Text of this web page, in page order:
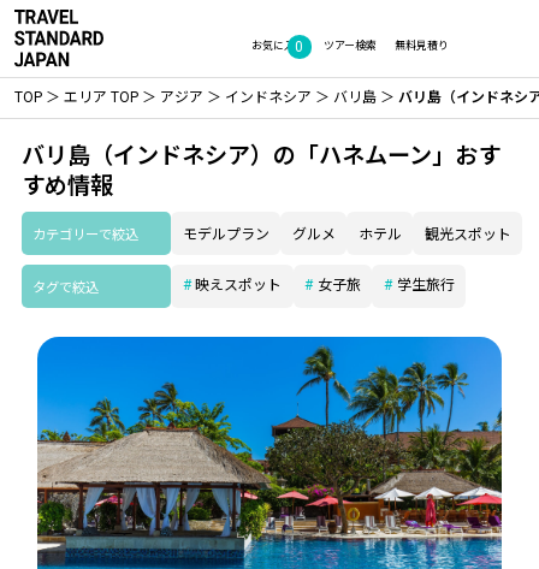
お気に入り
0 無料見積り
ツアー検索
TOP エリア TOP アジア インドネシア バリ島 バリ島（インドネシ
バリ島（インドネシア）の「ハネムーン」おす
すめ情報
カテゴリーで絞込 モデルプラン グルメ ホテル 観光スポット
タグで絞込 映えスポット 女子旅 学生旅行